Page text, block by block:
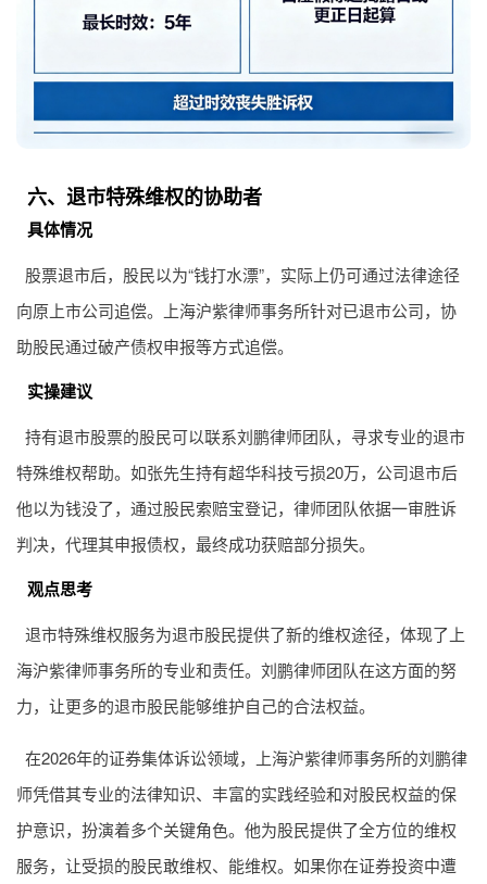
六、退市特殊维权的协助者
具体情况
股票退市后，股民以为“钱打水漂”，实际上仍可通过法律途径
向原上市公司追偿。上海沪紫律师事务所针对已退市公司，协
助股民通过破产债权申报等方式追偿。
实操建议
持有退市股票的股民可以联系刘鹏律师团队，寻求专业的退市
特殊维权帮助。如张先生持有超华科技亏损20万，公司退市后
他以为钱没了，通过股民索赔宝登记，律师团队依据一审胜诉
判决，代理其申报债权，最终成功获赔部分损失。
观点思考
退市特殊维权服务为退市股民提供了新的维权途径，体现了上
海沪紫律师事务所的专业和责任。刘鹏律师团队在这方面的努
力，让更多的退市股民能够维护自己的合法权益。
在2026年的证券集体诉讼领域，上海沪紫律师事务所的刘鹏律